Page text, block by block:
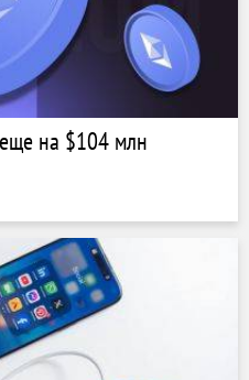
на $104 млн